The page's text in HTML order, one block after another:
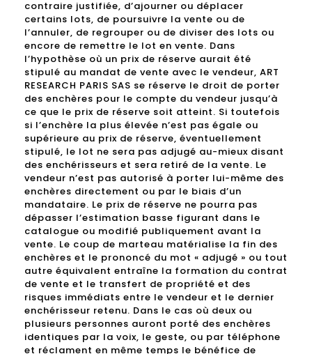
contraire justifiée, d’ajourner ou déplacer
certains lots, de poursuivre la vente ou de
l’annuler, de regrouper ou de diviser des lots ou
encore de remettre le lot en vente. Dans
l’hypothèse où un prix de réserve aurait été
stipulé au mandat de vente avec le vendeur, ART
RESEARCH PARIS SAS se réserve le droit de porter
des enchères pour le compte du vendeur jusqu’à
ce que le prix de réserve soit atteint. Si toutefois
si l’enchère la plus élevée n’est pas égale ou
supérieure au prix de réserve, éventuellement
stipulé, le lot ne sera pas adjugé au-mieux disant
des enchérisseurs et sera retiré de la vente. Le
vendeur n’est pas autorisé à porter lui-même des
enchères directement ou par le biais d’un
mandataire. Le prix de réserve ne pourra pas
dépasser l’estimation basse figurant dans le
catalogue ou modifié publiquement avant la
vente. Le coup de marteau matérialise la fin des
enchères et le prononcé du mot « adjugé » ou tout
autre équivalent entraîne la formation du contrat
de vente et le transfert de propriété et des
risques immédiats entre le vendeur et le dernier
enchérisseur retenu. Dans le cas où deux ou
plusieurs personnes auront porté des enchères
identiques par la voix, le geste, ou par téléphone
et réclament en même temps le bénéfice de